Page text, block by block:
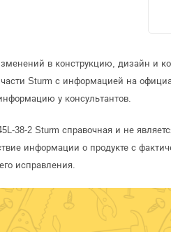
в конструкцию, дизайн и
Sturm с информацией на
у консультантов.
38-2 Sturm справочная и не
информации о продукте с
исправления.